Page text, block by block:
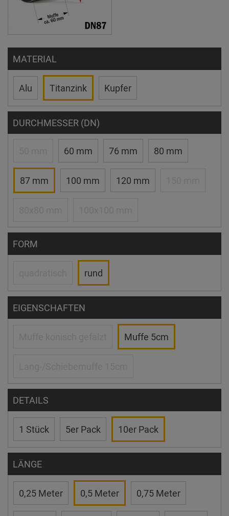
MATERIAL
Alu Titanzink Kupfer
DURCHMESSER (DN)
60 mm 76 mm 80 mm
87 mm 100 mm 120 mm
FORM
rund
EIGENSCHAFTEN
Muffe 5cm
DETAILS
1 Stück 5er Pack 10er Pack
LÄNGE
0,25 Meter 0,5 Meter 0,75 Meter